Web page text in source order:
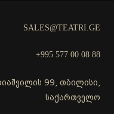
SALES@TEATRI.GE
+995 577 00 08 88
99, თბილისი,
საქართველო